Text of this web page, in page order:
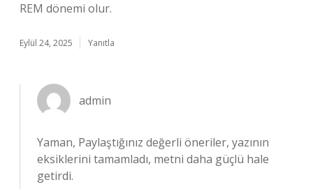
REM dönemi olur.
Eylül 24, 2025 Yanıtla
admin
Yaman, Paylaştığınız değerli öneriler, yazının
eksiklerini tamamladı, metni daha güçlü hale
getirdi.